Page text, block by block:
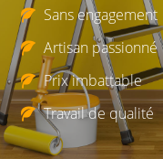
Sans engagement
Artisan passionné
Prix imbattable
Travail de qualité